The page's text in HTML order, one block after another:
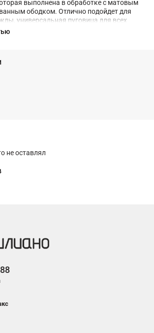
выполнена в обработке с матовым
ободком. Отлично подойдет для
универсальная пуговица для всех
для тканей черных, темно-
не оставлял